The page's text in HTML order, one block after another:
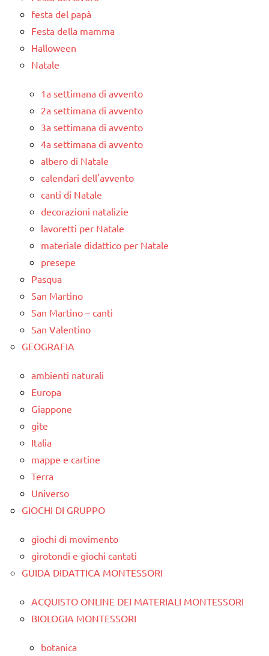
festa del papà
Festa della mamma
Halloween
Natale
1a settimana di avvento
2a settimana di avvento
3a settimana di avvento
4a settimana di avvento
albero di Natale
calendari dell'avvento
canti di Natale
decorazioni natalizie
lavoretti per Natale
materiale didattico per Natale
presepe
Pasqua
San Martino
San Martino – canti
San Valentino
GEOGRAFIA
ambienti naturali
Europa
Giappone
gite
Italia
mappe e cartine
Terra
Universo
GIOCHI DI GRUPPO
giochi di movimento
girotondi e giochi cantati
GUIDA DIDATTICA MONTESSORI
ACQUISTO ONLINE DEI MATERIALI MONTESSORI
BIOLOGIA MONTESSORI
botanica